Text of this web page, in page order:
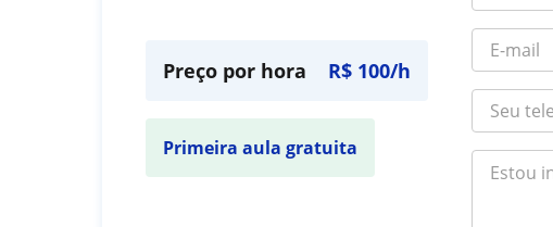
Preço por hora R$ 100/h
Primeira aula gratuita